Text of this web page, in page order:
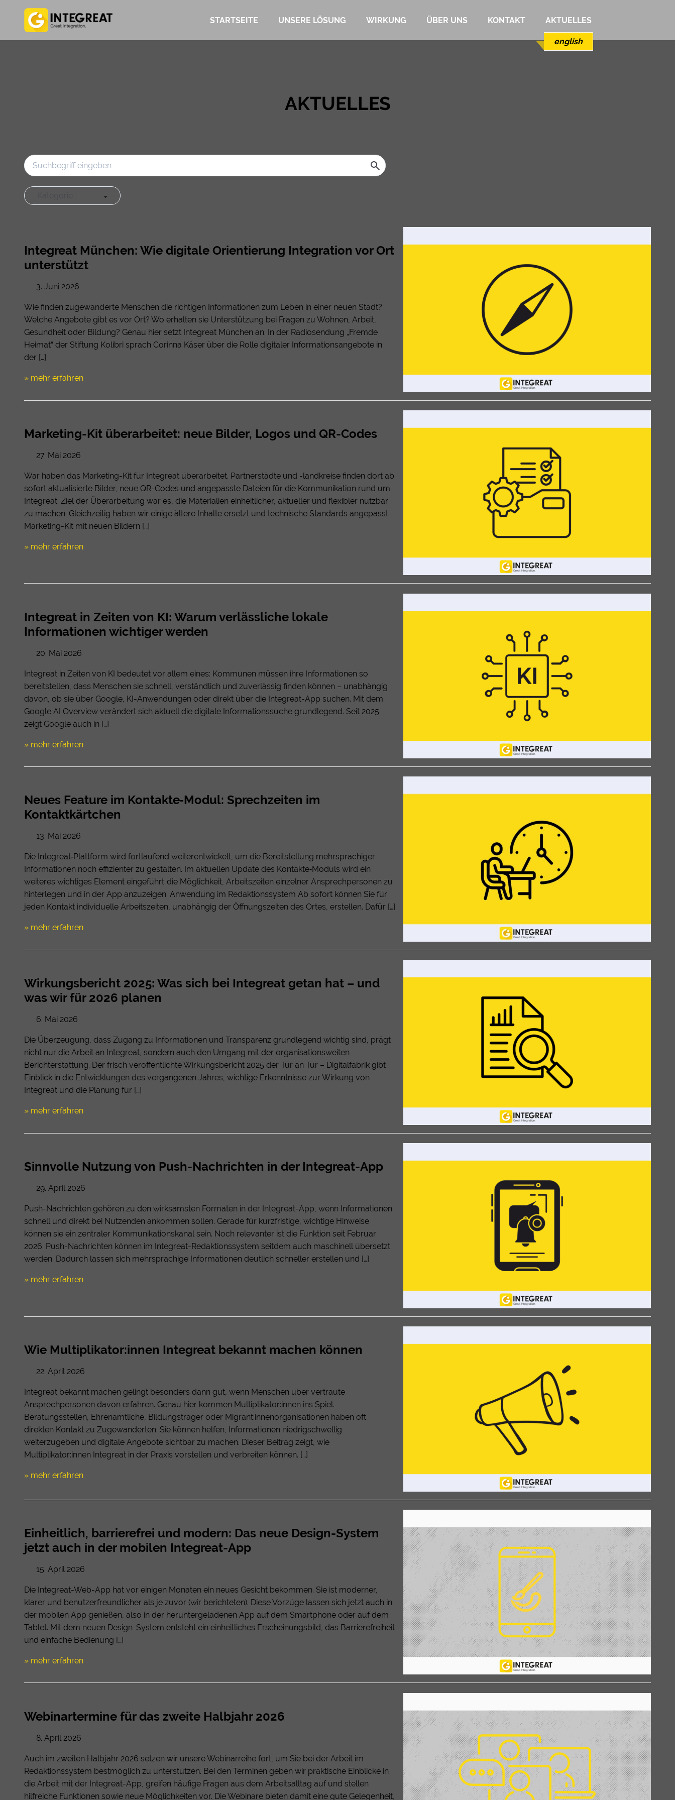
STARTSEITE UNSERE LÖSUNG WIRKUNG ÜBER UNS KONTAKT AKTUELLES
english
AKTUELLES
Integreat München: Wie digitale Orientierung Integration vor Ort
unterstützt
3. Juni 2026
Wie finden zugewanderte Menschen die richtigen Informationen zum Leben in einer neuen Stadt?
Welche Angebote gibt es vor Ort? Wo erhalten sie Unterstützung bei Fragen zu Wohnen, Arbeit,
Gesundheit oder Bildung? Genau hier setzt Integreat München an. In der Radiosendung „Fremde
Heimat“ der Stiftung Kolibri sprach Corinna Käser über die Rolle digitaler Informationsangebote in
der […]
» mehr erfahren
Marketing-Kit überarbeitet: neue Bilder, Logos und QR-Codes
27. Mai 2026
War haben das Marketing-Kit für Integreat überarbeitet. Partnerstädte und -landkreise finden dort ab
sofort aktualisierte Bilder, neue QR-Codes und angepasste Dateien für die Kommunikation rund um
Integreat. Ziel der Überarbeitung war es, die Materialien einheitlicher, aktueller und flexibler nutzbar
zu machen. Gleichzeitig haben wir einige ältere Inhalte ersetzt und technische Standards angepasst.
Marketing-Kit mit neuen Bildern […]
» mehr erfahren
Integreat in Zeiten von KI: Warum verlässliche lokale
Informationen wichtiger werden
20. Mai 2026
Integreat in Zeiten von KI bedeutet vor allem eines: Kommunen müssen ihre Informationen so
bereitstellen, dass Menschen sie schnell, verständlich und zuverlässig finden können – unabhängig
davon, ob sie über Google, KI-Anwendungen oder direkt über die Integreat-App suchen. Mit dem
Google AI Overview verändert sich aktuell die digitale Informationssuche grundlegend. Seit 2025
zeigt Google auch in […]
» mehr erfahren
Neues Feature im Kontakte‑Modul: Sprechzeiten im
Kontaktkärtchen
13. Mai 2026
Die Integreat‑Plattform wird fortlaufend weiterentwickelt, um die Bereitstellung mehrsprachiger
Informationen noch effizienter zu gestalten. Im aktuellen Update des Kontakte‑Moduls wird ein
weiteres wichtiges Element eingeführt: die Möglichkeit, Arbeitszeiten einzelner Ansprechpersonen zu
hinterlegen und in der App anzuzeigen. Anwendung im Redaktionssystem Ab sofort können Sie für
jeden Kontakt individuelle Arbeitszeiten, unabhängig der Öffnungszeiten des Ortes, erstellen. Dafür […]
» mehr erfahren
Wirkungsbericht 2025: Was sich bei Integreat getan hat – und
was wir für 2026 planen
6. Mai 2026
Die Überzeugung, dass Zugang zu Informationen und Transparenz grundlegend wichtig sind, prägt
nicht nur die Arbeit an Integreat, sondern auch den Umgang mit der organisationsweiten
Berichterstattung. Der frisch veröffentlichte Wirkungsbericht 2025 der Tür an Tür – Digitalfabrik gibt
Einblick in die Entwicklungen des vergangenen Jahres, wichtige Erkenntnisse zur Wirkung von
Integreat und die Planung für […]
» mehr erfahren
Sinnvolle Nutzung von Push-Nachrichten in der Integreat-App
29. April 2026
Push-Nachrichten gehören zu den wirksamsten Formaten in der Integreat-App, wenn Informationen
schnell und direkt bei Nutzenden ankommen sollen. Gerade für kurzfristige, wichtige Hinweise
können sie ein zentraler Kommunikationskanal sein. Noch relevanter ist die Funktion seit Februar
2026: Push-Nachrichten können im Integreat-Redaktionssystem seitdem auch maschinell übersetzt
werden. Dadurch lassen sich mehrsprachige Informationen deutlich schneller erstellen und […]
» mehr erfahren
Wie Multiplikator:innen Integreat bekannt machen können
22. April 2026
Integreat bekannt machen gelingt besonders dann gut, wenn Menschen über vertraute
Ansprechpersonen davon erfahren. Genau hier kommen Multiplikator:innen ins Spiel.
Beratungsstellen, Ehrenamtliche, Bildungsträger oder Migrant:innenorganisationen haben oft
direkten Kontakt zu Zugewanderten. Sie können helfen, Informationen niedrigschwellig
weiterzugeben und digitale Angebote sichtbar zu machen. Dieser Beitrag zeigt, wie
Multiplikator:innen Integreat in der Praxis vorstellen und verbreiten können. […]
» mehr erfahren
Einheitlich, barrierefrei und modern: Das neue Design-System
jetzt auch in der mobilen Integreat-App
15. April 2026
Die Integreat-Web-App hat vor einigen Monaten ein neues Gesicht bekommen. Sie ist moderner,
klarer und benutzerfreundlicher als je zuvor (wir berichteten). Diese Vorzüge lassen sich jetzt auch in
der mobilen App genießen, also in der heruntergeladenen App auf dem Smartphone oder auf dem
Tablet. Mit dem neuen Design-System entsteht ein einheitliches Erscheinungsbild, das Barrierefreiheit
und einfache Bedienung […]
» mehr erfahren
Webinartermine für das zweite Halbjahr 2026
8. April 2026
Auch im zweiten Halbjahr 2026 setzen wir unsere Webinarreihe fort, um Sie bei der Arbeit im
Redaktionssystem bestmöglich zu unterstützen. Bei den Terminen geben wir praktische Einblicke in
die Arbeit mit der Integreat-App, greifen häufige Fragen aus dem Arbeitsalltag auf und stellen
hilfreiche Funktionen sowie neue Möglichkeiten vor. Die Webinare bieten damit eine gute Gelegenheit,